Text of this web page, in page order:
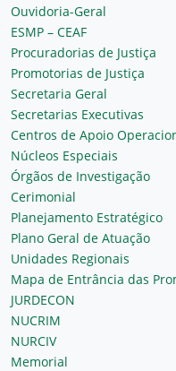
Ouvidoria-Geral
ESMP – CEAF
Procuradorias de Justiça
Promotorias de Justiça
Secretaria Geral
Secretarias Executivas
Centros de Apoio
Núcleos Especiais
Órgãos de Investigação
Cerimonial
Planejamento Estratégico
Plano Geral de Atuação
Unidades Regionais
Mapa de Entrância das
JURDECON
NUCRIM
NURCIV
Memorial